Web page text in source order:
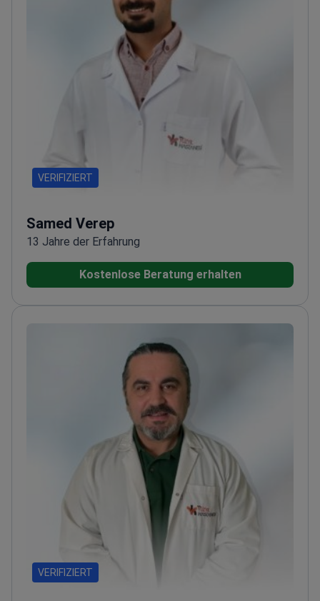
Praktiziert in einem von KalDer
akkreditierten Krankenhaus, das jährlich 250.000
Patienten versorgt.
VERIFIZIERT
Samed Verep
13 Jahre der Erfahrung
Kostenlose Beratung erhalten
VERIFIZIERT